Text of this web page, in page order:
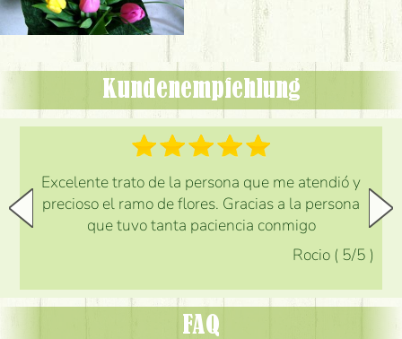
Kundenempfehlung
Excelente trato de la persona que me atendió y
precioso el ramo de flores. Gracias a la persona
que tuvo tanta paciencia conmigo
Rocio ( 5/5 )
FAQ